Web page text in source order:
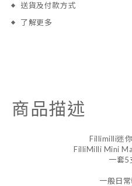
送貨及付款方式
了解更多
商品描述
Fillimilli迷
FilliMilli Mini
一套5
一般日